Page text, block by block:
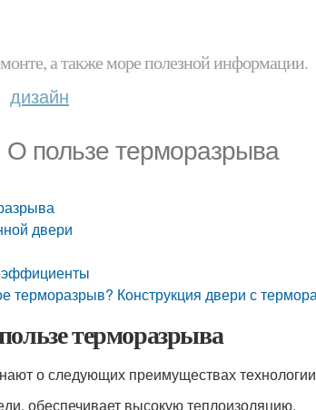
а также море полезной информации.
дизайн
пользе терморазрыва
двери
терморазрыв? Конструкция двери с
терморазрыва
о следующих преимуществах
обеспечивает высокую теплоизоляцию.